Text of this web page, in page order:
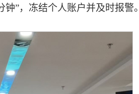
钟”，冻结个人账户并及时报警。